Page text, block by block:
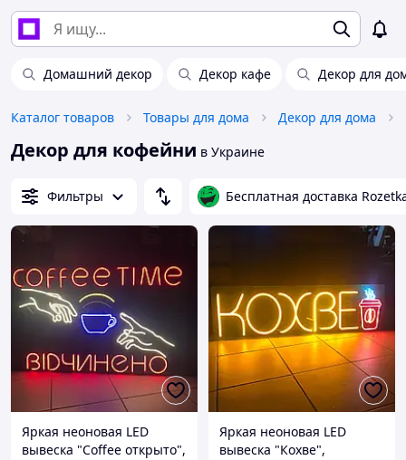
Домашний декор Декор кафе Декор для
Каталог товаров Товары для дома Декор для дома
Декор для кофейни в Украине
Фильтры Бесплатная доставка
Яркая неоновая LED
вывеска "Coffee открыто",
Яркая неоновая LED
вывеска "Кохве",